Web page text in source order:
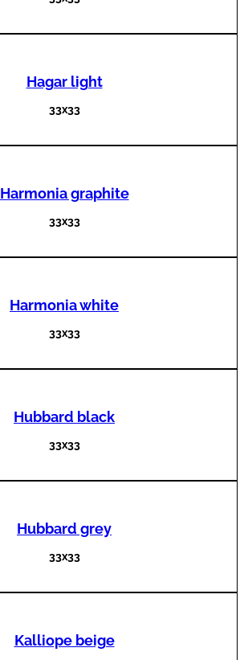
Hagar light
33x33
Harmonia graphite
33x33
Harmonia white
33x33
Hubbard black
33x33
Hubbard grey
33x33
Kalliope beige